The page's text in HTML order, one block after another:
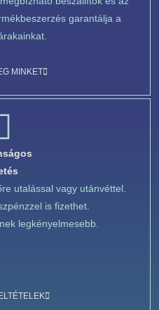
garantálja a
MINKET
utalással vagy utánvéttel.
is fizethet.
legkényelmesebb.